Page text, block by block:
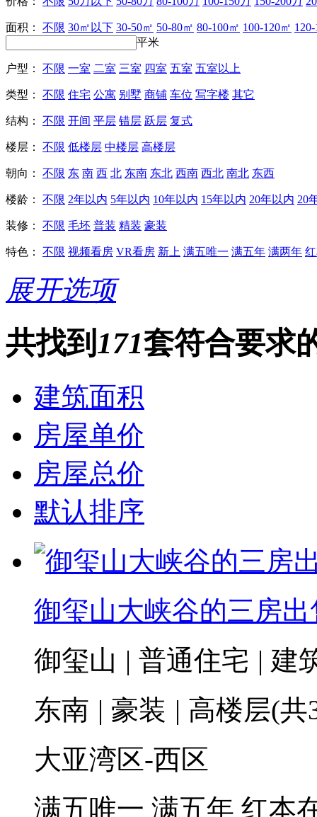
面积： 不限 30㎡以下 30-50㎡ 50-80㎡ 80-100㎡ 100-120㎡
平米
户型： 不限 一室 二室 三室 四室 五室 五室以上
类型： 不限 住宅 公寓 别墅 商铺 车位 写字楼 其它
结构： 不限 开间 平层 错层 跃层 复式
楼层： 不限 低楼层 中楼层 高楼层
朝向： 不限 东 南 西 北 东南 东北 西南 西北 南北 东西
楼龄： 不限 2年以内 5年以内 10年以内 15年以内 20年以内 20
装修： 不限 毛坯 普装 精装 豪装
特色： 不限 视频看房 VR看房 新上 满五唯一 满五年 满两年
展开选项
共找到 171套符合要求
建筑面积
房屋单价
房屋总价
默认排序
御玺山大峡谷的三房出
御玺山 | 普通住宅 | 建
东南 | 豪装 | 高楼层(
大亚湾区-西区
满五唯一 满五年 红本